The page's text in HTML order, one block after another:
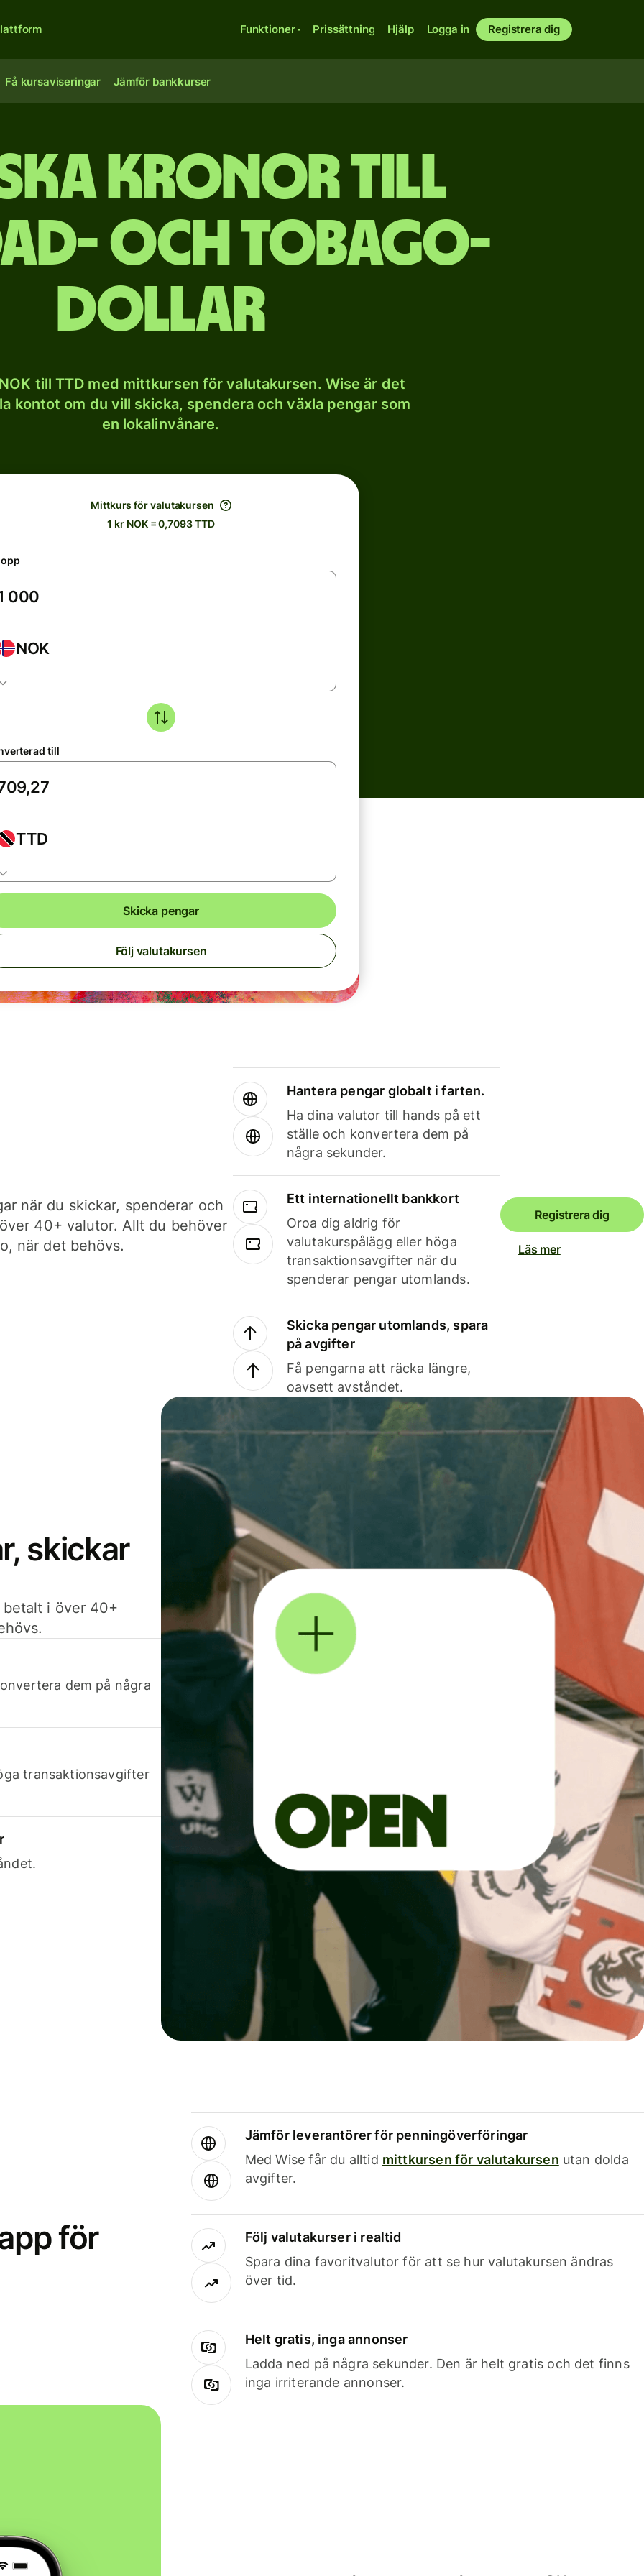
Funktioner Prissättning Hjälp Logga in Registrera dig
Få kursaviseringar Jämför bankkurser
kronor till
och Tobago-
dollar
till TTD med mittkursen för valutakursen. Wise är det
kontot om du vill skicka, spendera och växla pengar som
en lokalinvånare.
Mittkurs för valutakursen
1 kr NOK = 0,7093 TTD
NOK
till
TTD
Skicka pengar
Följ valutakursen
när du skickar, spenderar och
40+ valutor. Allt du behöver
när det behövs.
Hantera pengar globalt i farten.
Ha dina valutor till hands på ett
ställe och konvertera dem på
några sekunder.
Ett internationellt bankkort
Oroa dig aldrig för
valutakurspålägg eller höga
transaktionsavgifter när du
spenderar pengar utomlands.
Skicka pengar utomlands, spara
på avgifter
Få pengarna att räcka längre,
oavsett avståndet.
Registrera dig
Läs mer
skickar
betalt i över 40+
dem på några
transaktionsavgifter
för
Jämför leverantörer för penningöverföringar
Med Wise får du alltid mittkursen för valutakursen utan dolda
avgifter.
Följ valutakurser i realtid
Spara dina favoritvalutor för att se hur valutakursen ändras
över tid.
Helt gratis, inga annonser
Ladda ned på några sekunder. Den är helt gratis och det finns
inga irriterande annonser.